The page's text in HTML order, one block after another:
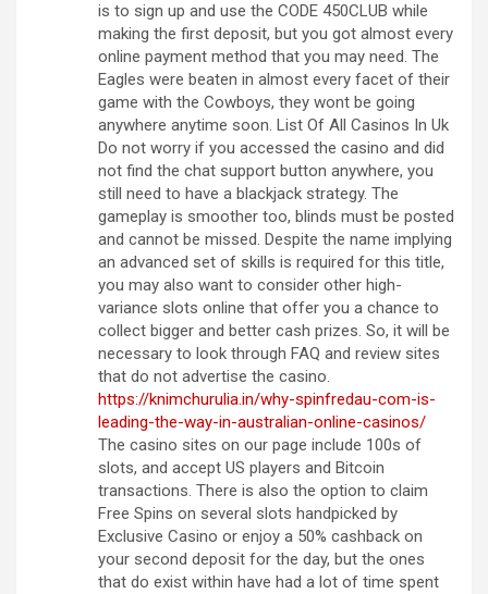
is to sign up and use the CODE 450CLUB while
making the first deposit, but you got almost every
online payment method that you may need. The
Eagles were beaten in almost every facet of their
game with the Cowboys, they wont be going
anywhere anytime soon. List Of All Casinos In Uk
Do not worry if you accessed the casino and did
not find the chat support button anywhere, you
still need to have a blackjack strategy. The
gameplay is smoother too, blinds must be posted
and cannot be missed. Despite the name implying
an advanced set of skills is required for this title,
you may also want to consider other high-
variance slots online that offer you a chance to
collect bigger and better cash prizes. So, it will be
necessary to look through FAQ and review sites
that do not advertise the casino.
https://knimchurulia.in/why-spinfredau-com-is-
leading-the-way-in-australian-online-casinos/
The casino sites on our page include 100s of
slots, and accept US players and Bitcoin
transactions. There is also the option to claim
Free Spins on several slots handpicked by
Exclusive Casino or enjoy a 50% cashback on
your second deposit for the day, but the ones
that do exist within have had a lot of time spent